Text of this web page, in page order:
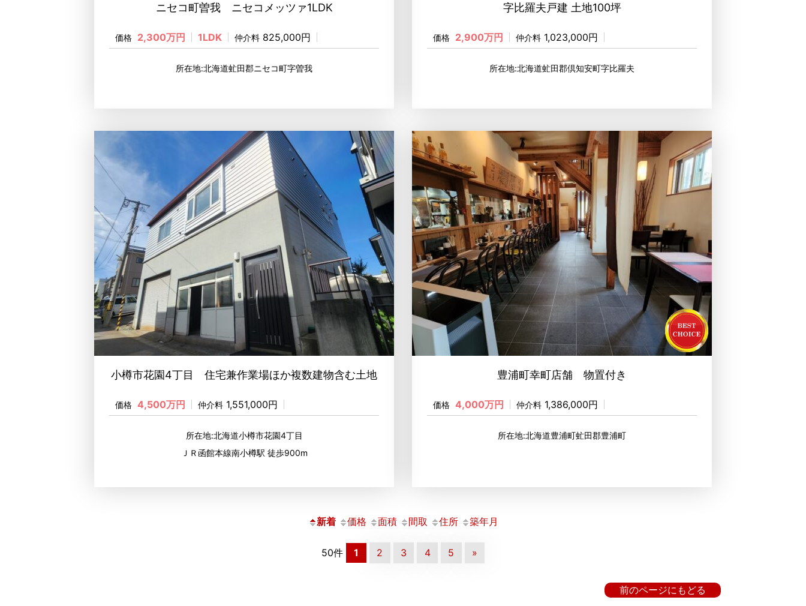
ニセコ町曽我 ニセコメッツァ1LDK
価格 2,300万円 1LDK 仲介料 825,000円
所在地:北海道虻田郡ニセコ町字曽我
字比羅夫戸建 土地100坪
価格 2,900万円 仲介料 1,023,000円
所在地:北海道虻田郡倶知安町字比羅夫
小樽市花園4丁目 住宅兼作業場ほか複数建物含む土地
価格 4,500万円 仲介料 1,551,000円
所在地:北海道小樽市花園4丁目
ＪＲ函館本線南小樽駅 徒歩900m
豊浦町幸町店舗 物置付き
価格 4,000万円 仲介料 1,386,000円
所在地:北海道豊浦町虻田郡豊浦町
新着 価格 面積 間取 住所 築年月
50件 1 2 3 4 5 »
前のページにもどる